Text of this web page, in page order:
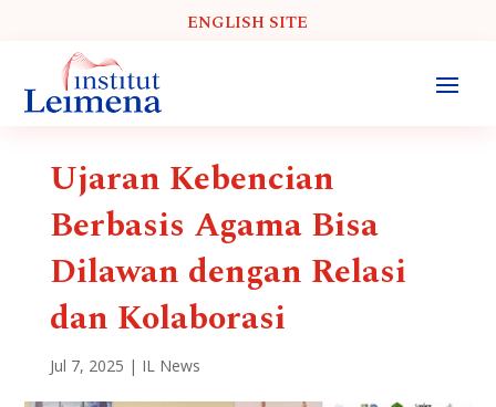
ENGLISH SITE
Ujaran Kebencian
Berbasis Agama Bisa
Dilawan dengan Relasi
dan Kolaborasi
Jul 7, 2025 | IL News